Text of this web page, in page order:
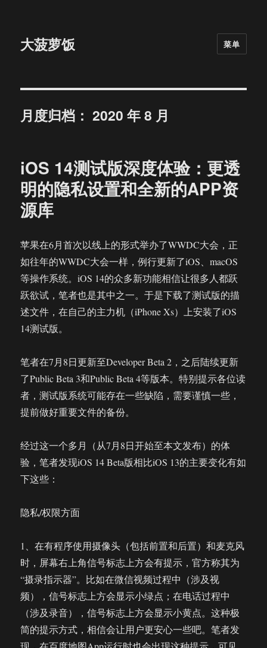
大菠萝饭 菜单
月度归档：2020 年 8 月
iOS 14测试版深度体验：更透
明的隐私设置和全新的APP资
源库
苹果在6月首次以线上的形式举办了WWDC大会，正
如往年的WWDC大会一样，例行更新了iOS、macOS
等操作系统。iOS 14的众多新功能相信让很多人都跃
跃欲试，笔者也是其中之一。于是下载了测试版的描
述文件，在自己的主力机（iPhone Xs）上安装了iOS
14测试版。
笔者在7月8日更新至Developer Beta 2，之后陆续更新
了Public Beta 3和Public Beta 4等版本。特别提示各位读
者，测试版系统可能存在一些缺陷，需要谨慎一些，
提前做好重要文件的备份。
经过这一个多月（从7月8日开始至本文发布）的体
验，笔者发现iOS 14 Beta版相比iOS 13的主要变化有如
下这些：
隐私/权限方面
1、在有程序使用摄像头（包括前置和后置）和麦克风
时，屏幕右上角信号标志上方会有提示，官方称其为
“摄录指示器”。比如在微信视频过程中（涉及视
频），信号标志上方会显示小绿点；在电话过程中
（涉及录音），信号标志上方会显示小黄点。这种极
简的提示方式，相信会让用户更安心一些吧。笔者发